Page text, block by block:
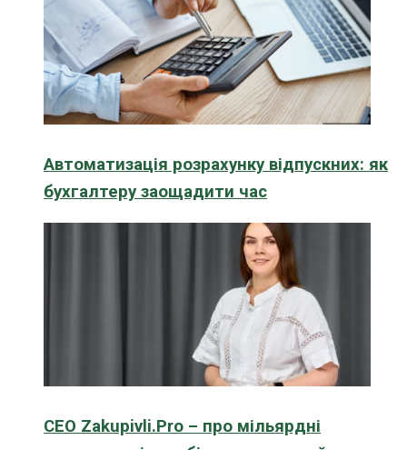
Автоматизація розрахунку відпускних: як
бухгалтеру заощадити час
CEO Zakupivli.Pro – про мільярдні